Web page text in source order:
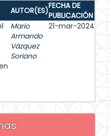
AUTOR(ES)FECHA DE
PUBLICACIÓN
Mario
Armando
Vázquez
Soriano
21-mar-2024